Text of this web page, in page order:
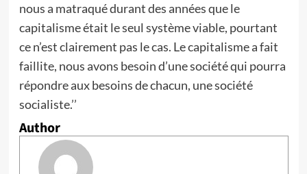
nous a matraqué durant des années que le
capitalisme était le seul système viable, pourtant
ce n’est clairement pas le cas. Le capitalisme a fait
faillite, nous avons besoin d’une société qui pourra
répondre aux besoins de chacun, une société
socialiste.’’
Author